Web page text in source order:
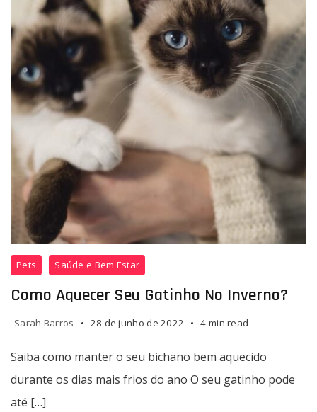
Pets Saúde e Bem Estar
Como Aquecer Seu Gatinho No Inverno?
Sarah Barros 28 de junho de 2022 4 min read
Saiba como manter o seu bichano bem aquecido
durante os dias mais frios do ano O seu gatinho pode
até […]